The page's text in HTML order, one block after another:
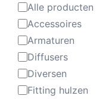
Alle producten
Accessoires
Armaturen
Diffusers
Diversen
Fitting hulzen